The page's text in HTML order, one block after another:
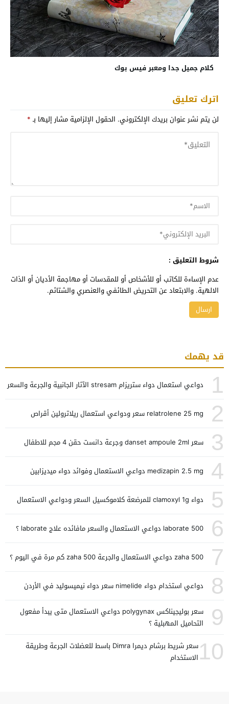
كلام جميل جدا ومعبر فيس بوك
اترك تعليق
لن يتم نشر عنوان بريدك الإلكتروني. الحقول الإلزامية مشار إليها بـ*
شروط التعليق :
عدم الإساءة للكاتب أو للأشخاص أو للمقدسات أو مهاجمة الأديان أو الذات
الالهية. والابتعاد عن التحريض الطائفي والعنصري والشتائم.
قد يهمك
1 دواعي استعمال دواء ستريزام stresam الآثار الجانبية والجرعة والسعر
2 relatrolene 25 mg سعر ودواعي استعمال ريلاترولين أقراص
3 سعر danset ampoule 2ml وجرعة دانست حقن 4 مجم للاطفال
4 medizapin 2.5 mg دواعي الاستعمال وفوائد دواء ميديزابين
5 دواء clamoxyl 1g للمرضعة كلاموكسيل السعر ودواعي الاستعمال
6 laborate 500 دواعي الاستعمال والسعر مافائده علاج laborate ؟
7 zaha 500 دواعي الاستعمال والجرعة zaha 500 كم مرة في اليوم ؟
8 دواعي استخدام دواء nimelide سعر دواء نيميسوليد في الأردن
9
سعر بوليجيناكس polygynax دواعي الاستعمال متى يبدأ مفعول
التحاميل المهبلية ؟
10
سعر شريط برشام ديمرا Dimra باسط للعضلات الجرعة وطريقة
الاستخدام